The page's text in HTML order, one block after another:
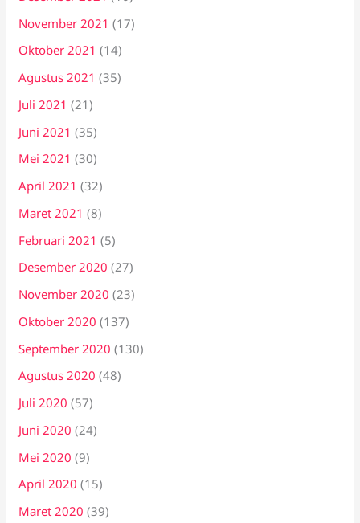
November 2021 (17)
Oktober 2021 (14)
Agustus 2021 (35)
Juli 2021 (21)
Juni 2021 (35)
Mei 2021 (30)
April 2021 (32)
Maret 2021 (8)
Februari 2021 (5)
Desember 2020 (27)
November 2020 (23)
Oktober 2020 (137)
September 2020 (130)
Agustus 2020 (48)
Juli 2020 (57)
Juni 2020 (24)
Mei 2020 (9)
April 2020 (15)
Maret 2020 (39)